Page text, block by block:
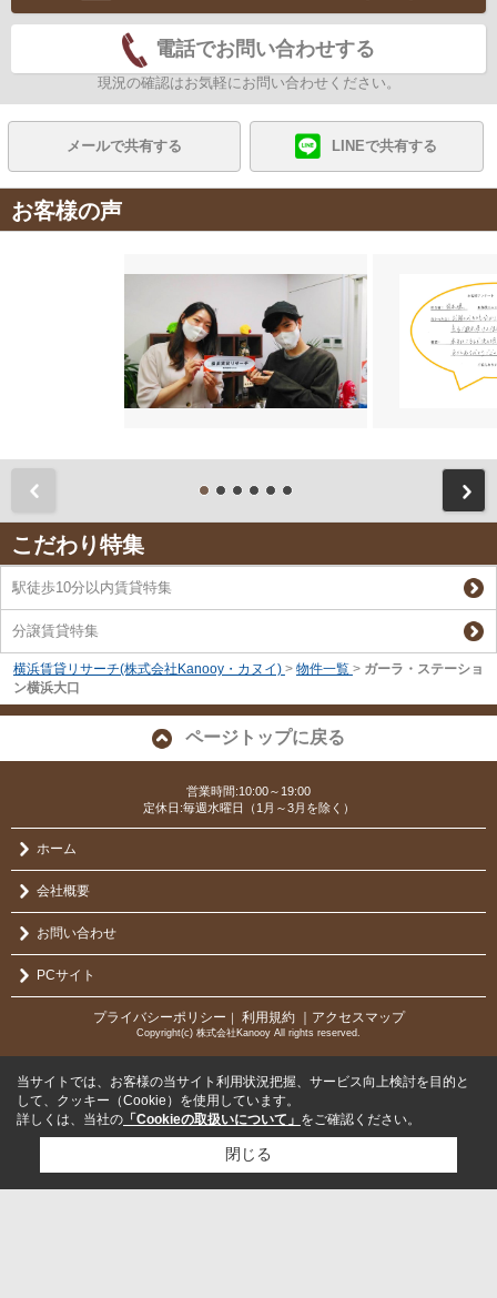
電話でお問い合わせする
現況の確認はお気軽にお問い合わせください。
メールで共有する LINEで共有する
お客様の声
こだわり特集
駅徒歩10分以内賃貸特集
分譲賃貸特集
横浜賃貸リサーチ(株式会社Kanooy・カヌイ) > 物件一覧 > ガーラ・ステーショ
ン横浜大口
ページトップに戻る
営業時間:10:00～19:00
定休日:毎週水曜日（1月～3月を除く）
ホーム
会社概要
お問い合わせ
PCサイト
プライバシーポリシー 利用規約 ｜アクセスマップ
Copyright(c) 株式会社Kanooy All rights reserved.
当サイトでは、お客様の当サイト利用状況把握、サービス向上検討を目的と
して、クッキー（Cookie）を使用しています。
詳しくは、当社の 「Cookieの取扱いについて」 をご確認ください。
閉じる